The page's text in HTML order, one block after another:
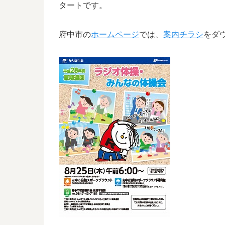
タートです。
府中市のホームページでは、 案内チラシをダ